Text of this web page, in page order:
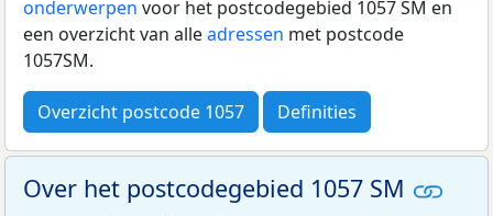
onderwerpen voor het postcodegebied 1057 SM en
een overzicht van alleadressen met postcode
1057SM.
Overzicht postcode 1057 Definities
Over het postcodegebied 1057 SM